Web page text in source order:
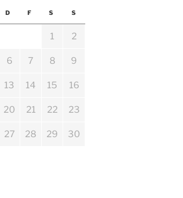
D F S S
1 2
6 7 8 9
13 14 15 16
20 21 22 23
27 28 29 30